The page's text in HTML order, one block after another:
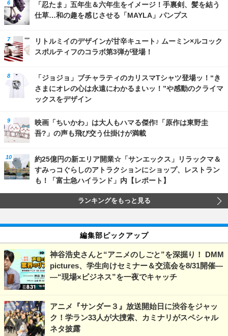
「忍たま」五年生＆六年生をイメージ！手裏剣、髪を結う
仕草…和の趣を感じさせる「MAYLA」パンプス
リトルミイのデザインが甘辛キュート♪ ムーミン×ルコック
スポルティフのコラボ第3弾が登場！
「ジョジョ」ブチャラティのカリスマTシャツ登場ッ！“き
さまにオレの心は永遠にわかるまいッ！”や感動のクライマ
ックスをデザイン
映画「ちいかわ」は大人もハマる傑作!「原作は東野圭
吾?」の声も飛び交う仕掛けが満載
約25億円の新エリア開業☆「サンエックス」リラックマ＆
すみっコぐらしのアトラクションにショップ、レストラン
も！「富士急ハイランド」内【レポート】
ランキングをもっと見る
編集部ピックアップ
神谷浩史さんと“アニメのしごと”を深掘り！ DMM
pictures、学生向けセミナー＆交流会を8/31開催―
―“現場×ビジネス”を一夜でキャッチ
アニメ『サンダー３』放送開始日に渋谷をジャッ
ク！学ラン33人が大捜索、カミナリがスペシャル
ネタ披露